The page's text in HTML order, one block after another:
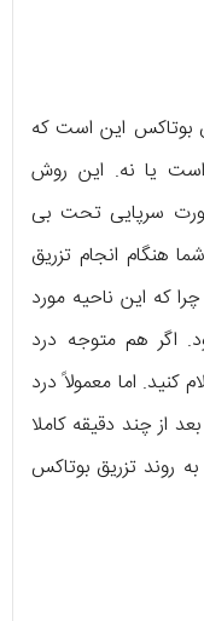
بوتاکس این است که
است یا نه. این روش
سرپایی تحت بی
هنگام انجام تزریق
که این ناحیه مورد
هم متوجه درد
اما معمولاً درد
از چند دقیقه کاملا
تزریق بوتاکس